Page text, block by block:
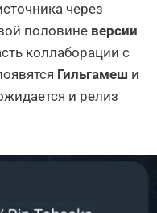
через
половине версии
коллаборации с
Гильгамеш и
и релиз